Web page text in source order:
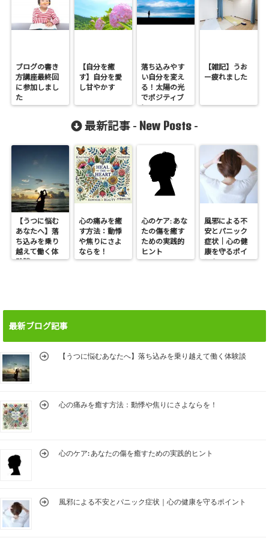
ブログの書き
方講座最終回
に参加しまし
た
【自分を癒
す】自分を愛
し甘やかす
落ち込みやす
い自分を変え
る！太陽の光
でポジティブ
に
【雑記】うお
ー疲れました
最新記事 - New Posts -
【うつに悩む
あなたへ】落
ち込みを乗り
越えて働く体
験談
心の痛みを癒
す方法：動悸
や焦りにさよ
ならを！
心のケア: あな
たの傷を癒す
ための実践的
ヒント
風邪による不
安とパニック
症状｜心の健
康を守るポイ
ント
最新ブログ記事
【うつに悩むあなたへ】落ち込みを乗り越えて働く体験談
心の痛みを癒す方法：動悸や焦りにさよならを！
心のケア: あなたの傷を癒すための実践的ヒント
風邪による不安とパニック症状｜心の健康を守るポイント